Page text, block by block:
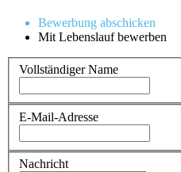
Bewerbung abschicken
Mit Lebenslauf bewerben
Vollständiger Name
E-Mail-Adresse
Nachricht